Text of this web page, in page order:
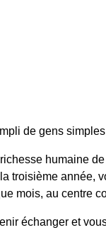
de gens
humaine
troisième année,
mois, au centre
échanger et